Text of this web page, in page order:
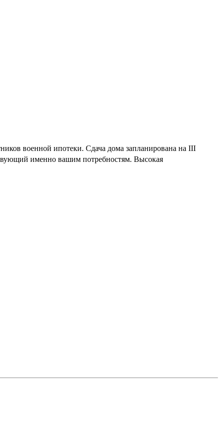
военной ипотеки. Сдача дома запланирована на III
именно вашим потребностям. Высокая